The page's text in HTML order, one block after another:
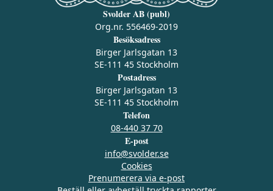
Svolder AB (publ)
Org.nr. 556469-2019
Besöksadress
Birger Jarlsgatan 13
SE-111 45 Stockholm
Postadress
Birger Jarlsgatan 13
SE-111 45 Stockholm
Telefon
08-440 37 70
E-post
info@svolder.se
Cookies
Prenumerera via e‑post